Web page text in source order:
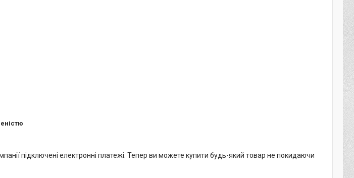
підключені електронні платежі. Тепер ви можете купити будь-який товар не покидаючи